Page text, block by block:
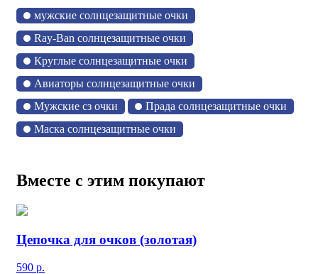
мужские солнцезащитные очки
Ray-Ban солнцезащитные очки
Круглые солнцезащитные очки
Авиаторы солнцезащитные очки
Мужские сз очки
Прада солнцезащитные очки
Маска солнцезащитные очки
Вместе с этим покупают
Цепочка для очков (золотая)
590 р.